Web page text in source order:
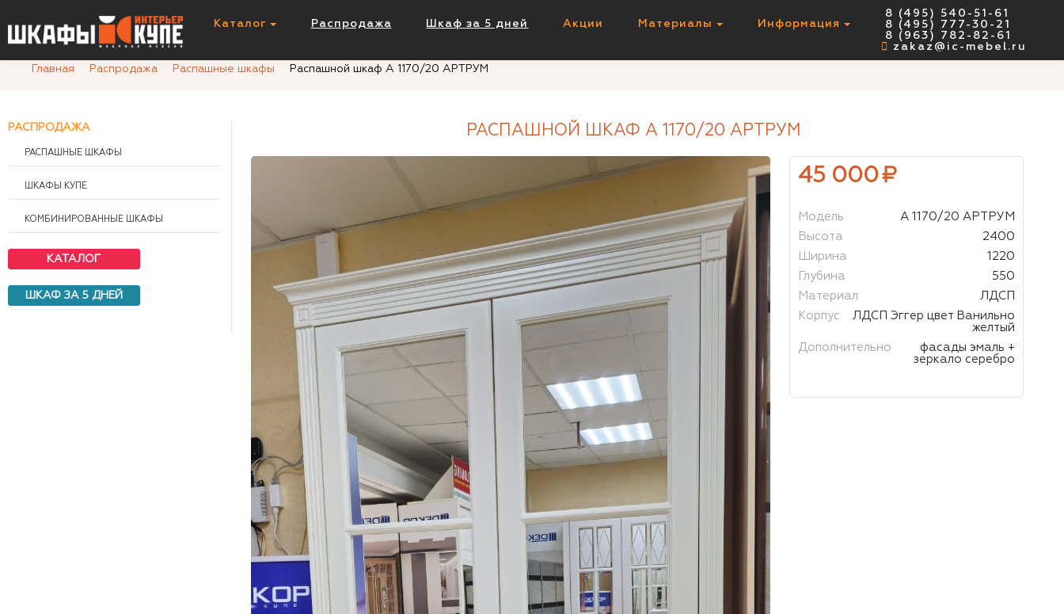
Каталог Распродажа Шкаф за 5 дней Акции Материалы Информация
8 (495) 540-51-61
8 (495) 777-30-21
8 (963) 782-82-61
zakaz@ic-mebel.ru
Главная
Распродажа Распашные шкафы Распашной шкаф А 1170/20 АРТРУМ
РАСПАШНОЙ ШКАФ А 1170/20 АРТРУМ
45 000₽
Модель
А 1170/20 АРТРУМ
Высота
2400
Ширина
1220
Глубина
550
Материал
ЛДСП
Корпус
ЛДСП Эггер цвет Ванильно
желтый
Дополнительно
фасады эмаль +
зеркало серебро
Распашной шкаф А 1170/20 АРТРУМ
РАСПРОДАЖА
РАСПАШНЫЕ ШКАФЫ
ШКАФЫ КУПЕ
КОМБИНИРОВАННЫЕ ШКАФЫ
КАТАЛОГ
ШКАФ ЗА 5 ДНЕЙ